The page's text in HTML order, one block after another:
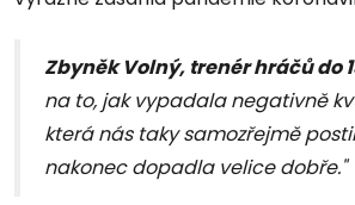
Zbyněk Volný, trenér hráčů do
na to, jak vypadala negativně
která nás taky samozřejmě
nakonec dopadla velice dobře."